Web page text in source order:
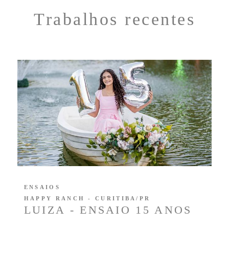
Trabalhos recentes
LUIZA - ENSAIO 15 ANOS
ENSAIOS
HAPPY RANCH - CURITIBA/PR